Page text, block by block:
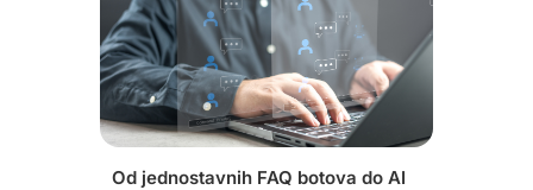
Od jednostavnih FAQ botova do AI